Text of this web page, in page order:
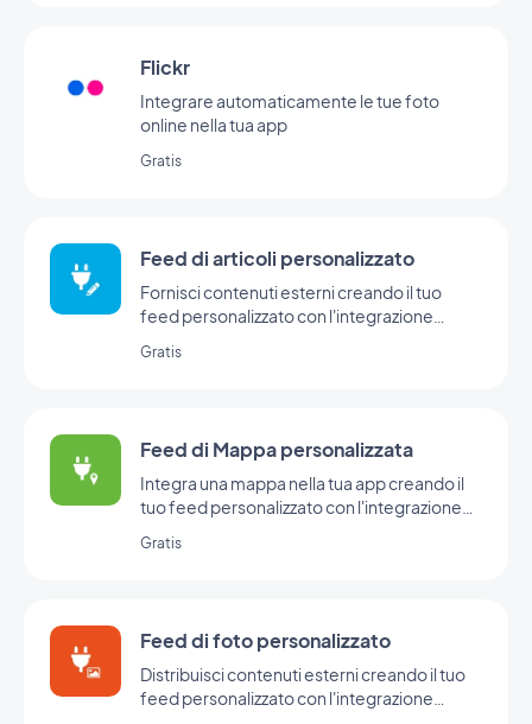
Flickr
Integrare automaticamente le tue foto
online nella tua app
Gratis
Feed di articoli personalizzato
Fornisci contenuti esterni creando il tuo
feed personalizzato con l'integrazione
Gratis
Feed di Mappa personalizzata
Integra una mappa nella tua app creando il
tuo feed personalizzato con l'integrazione
Gratis
Feed di foto personalizzato
Distribuisci contenuti esterni creando il tuo
feed personalizzato con l'integrazione